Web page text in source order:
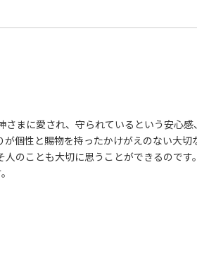
まに愛され、守られているという安心
個性と賜物を持ったかけがえのない大
人のことも大切に思うことができるので